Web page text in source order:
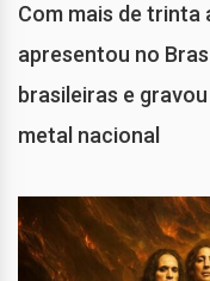
Com mais de trinta
apresentou no
brasileiras e
metal nacional